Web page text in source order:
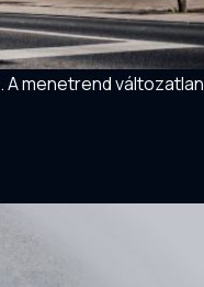
menetrend változatlan